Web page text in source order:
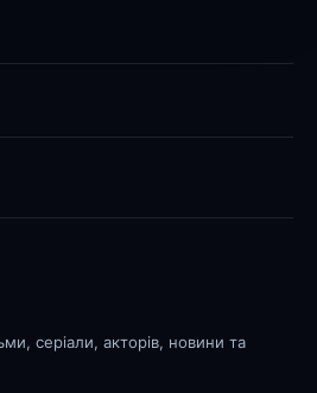
серіали, акторів, новини та